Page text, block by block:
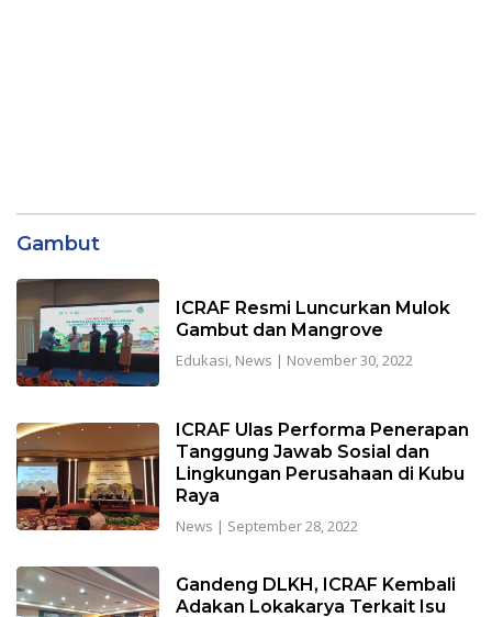
Gambut
ICRAF Resmi Luncurkan Mulok
Gambut dan Mangrove
Edukasi, News | November 30, 2022
ICRAF Ulas Performa Penerapan
Tanggung Jawab Sosial dan
Lingkungan Perusahaan di Kubu
Raya
News | September 28, 2022
Gandeng DLKH, ICRAF Kembali
Adakan Lokakarya Terkait Isu